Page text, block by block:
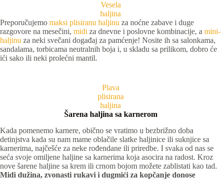
Vesela
haljina
Preporučujemo maksi plisiranu haljinu za noćne zabave i duge
razgovore na mesečini, midi za dnevne i poslovne kombinacije, a mini-
haljinu za neki svečani događaj za pamćenje! Nosite ih sa salonkama,
sandalama, torbicama neutralnih boja i, u skladu sa prilikom, dobro će
ići sako ili neki prolećni mantil.
Plava
plisirana
haljina
Šarena haljina sa karnerom
Kada pomenemo karnere, obično se vratimo u bezbrižno doba
detinjstva kada su nam mame oblačile slatke haljinice ili suknjice sa
karnerima, najčešće za neke rođendane ili priredbe. I svaka od nas se
seća svoje omiljene haljine sa karnerima koja asocira na radost. Kroz
nove šarene haljine sa krem ili crnom bojom možete zablistati kao tad.
Midi dužina, zvonasti rukavi i dugmići za kopčanje donose